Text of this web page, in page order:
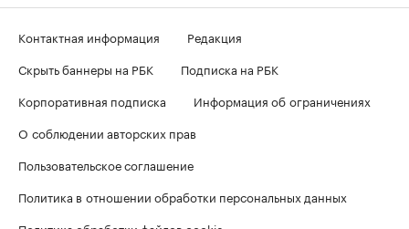
Контактная информация
Редакция
Скрыть баннеры на РБК
Подписка на РБК
Корпоративная подписка
Информация об ограничениях
О соблюдении авторских прав
Пользовательское соглашение
Политика в отношении обработки персональных данных